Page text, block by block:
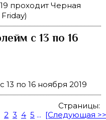
проходит Черная
с 13 по 16
по 16 ноября 2019
Страницы:
2 3 4 5 ... [Следующая